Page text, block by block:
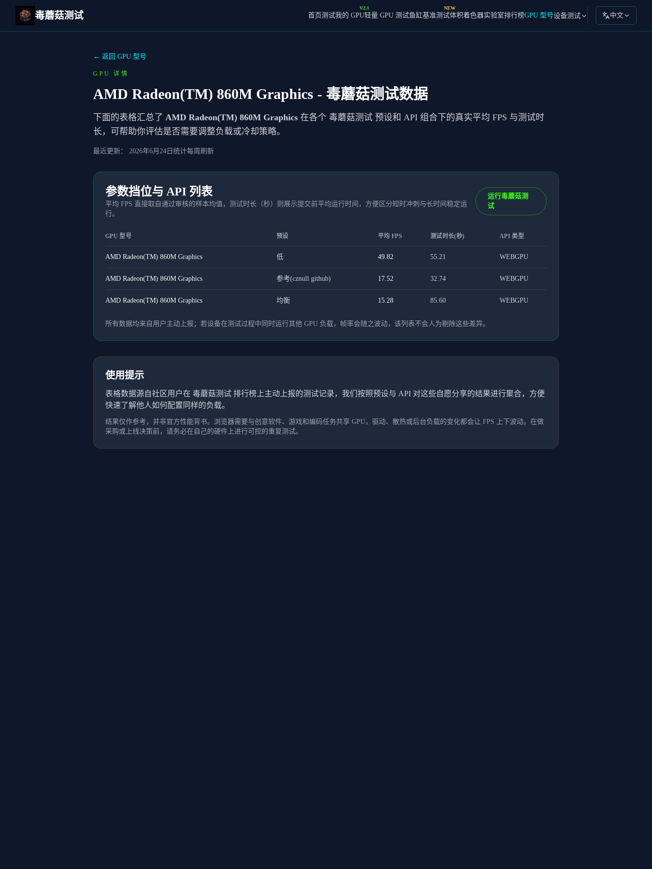
毒蘑菇测试 首页测试我的 GPU
V2.1
轻量 GPU 测试鱼缸基准测试
NEW
体积着色器实验室排行榜GPU 型号设备测试 中文
← 返回 GPU 型号
GPU 详情
AMD Radeon(TM) 860M Graphics - 毒蘑菇测试数据
下面的表格汇总了 AMD Radeon(TM) 860M Graphics 在各个 毒蘑菇测试 预设和 API 组合下的真实平均 FPS 与测试时
长，可帮助你评估是否需要调整负载或冷却策略。
最近更新： 2026年6月24日 统计每周刷新
参数挡位与 API 列表
平均 FPS 直接取自通过审核的样本均值，测试时长（秒）则展示提交前平均运行时间，方便区分短时冲刺与长时间稳定运
行。
运行毒蘑菇测
试
GPU 型号 预设 平均 FPS 测试时长(秒) API 类型
AMD Radeon(TM) 860M Graphics 低 49.82 55.21 WEBGPU
AMD Radeon(TM) 860M Graphics 参考(cznull github) 17.52 32.74 WEBGPU
AMD Radeon(TM) 860M Graphics 均衡 15.28 85.60 WEBGPU
所有数据均来自用户主动上报；若设备在测试过程中同时运行其他 GPU 负载，帧率会随之波动，该列表不会人为剔除这些差异。
使用提示
表格数据源自社区用户在 毒蘑菇测试 排行榜上主动上报的测试记录，我们按照预设与 API 对这些自愿分享的结果进行聚合，方便
快速了解他人如何配置同样的负载。
结果仅作参考，并非官方性能背书。浏览器需要与创意软件、游戏和编码任务共享 GPU，驱动、散热或后台负载的变化都会让 FPS 上下波动。在做
采购或上线决策前，请务必在自己的硬件上进行可控的重复测试。